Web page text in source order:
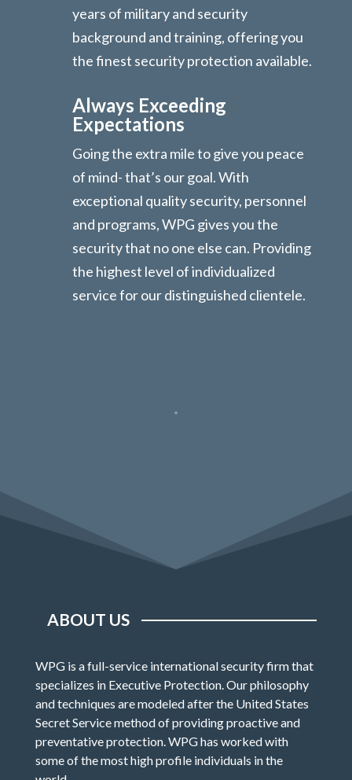
years of military and security
background and training, offering you
the finest security protection available.
Always Exceeding
Expectations
Going the extra mile to give you peace
of mind- that’s our goal. With
exceptional quality security, personnel
and programs, WPG gives you the
security that no one else can. Providing
the highest level of individualized
service for our distinguished clientele.
ABOUT US
WPG is a full-service international security firm that
specializes in Executive Protection. Our philosophy
and techniques are modeled after the United States
Secret Service method of providing proactive and
preventative protection. WPG has worked with
some of the most high profile individuals in the